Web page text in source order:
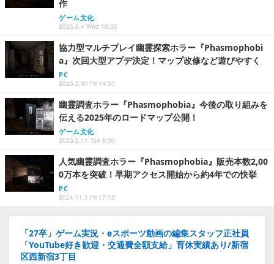
作
ゲーム文化
2025.6.4 Wed 16:35
協力型マルチプレイ幽霊探索ホラー『Phasmophobi
a』次回大型アプデ決定！マップ改修など遊びやすく
PC
2025.5.30 Fri 14:30
幽霊調査ホラー『Phasmophobia』今後の取り組みを
伝える2025年のロードマップ公開！
ゲーム文化
2025.2.11 Tue 8:00
人気幽霊調査ホラー『Phasmophobia』販売本数2,00
0万本を突破！早期アクセス開始から約4年での快挙
PC
2024.11.1 Fri 17:15
「27卒」ゲーム実況・eスポーツ動画の編集スタッフ正社員
「YouTube好き歓迎・交通費全額支給」育休実績あり/新宿
区西新宿3丁目